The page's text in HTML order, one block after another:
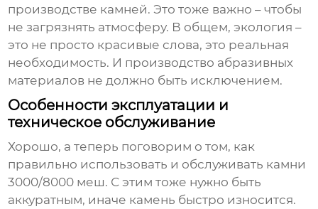
производстве камней. Это тоже важно – чтобы
не загрязнять атмосферу. В общем, экология –
это не просто красивые слова, это реальная
необходимость. И производство абразивных
материалов не должно быть исключением.
Особенности эксплуатации и
техническое обслуживание
Хорошо, а теперь поговорим о том, как
правильно использовать и обслуживать камни
3000/8000 меш. С этим тоже нужно быть
аккуратным, иначе камень быстро износится.